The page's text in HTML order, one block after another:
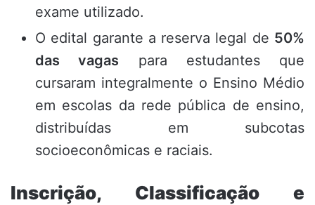
exame utilizado.
O edital garante a reserva legal de 50%
das vagas para estudantes que
cursaram integralmente o Ensino Médio
em escolas da rede pública de ensino,
distribuídas em subcotas
socioeconômicas e raciais.
Inscrição, Classificação e